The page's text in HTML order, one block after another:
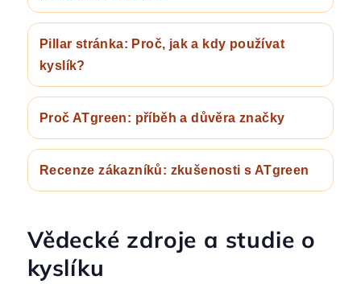
Pillar stránka: Proč, jak a kdy používat
kyslík?
Proč ATgreen: příběh a důvěra značky
Recenze zákazníků: zkušenosti s ATgreen
Vědecké zdroje a studie o
kyslíku